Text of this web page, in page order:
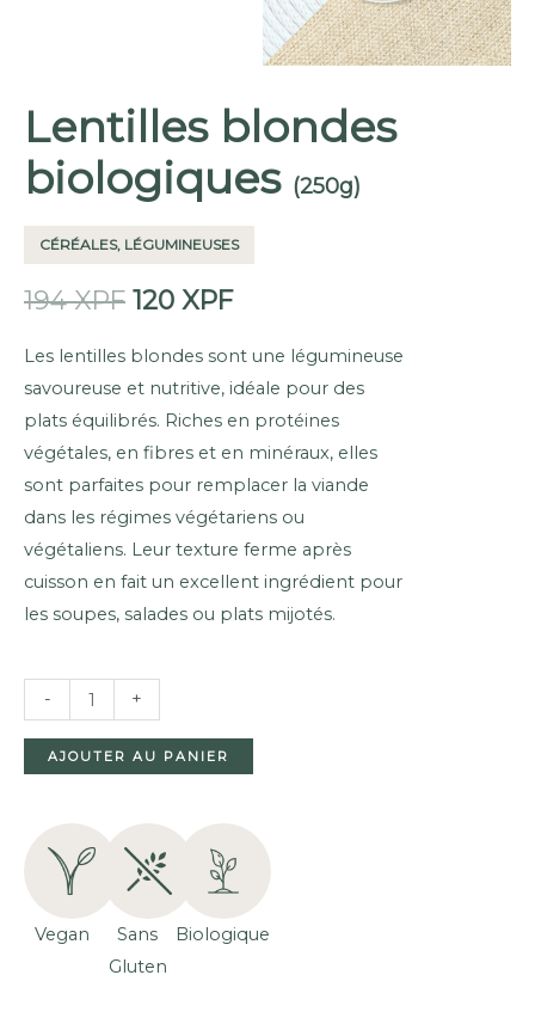
Lentilles blondes
biologiques (250g)
CÉRÉALES, LÉGUMINEUSES
194XPF Le
prix
initial
était :
194 XPF.
120 XPFLe
prix
actuel
est :
120 XPF.
Les lentilles blondes sont une légumineuse
savoureuse et nutritive, idéale pour des
plats équilibrés. Riches en protéines
végétales, en fibres et en minéraux, elles
sont parfaites pour remplacer la viande
dans les régimes végétariens ou
végétaliens. Leur texture ferme après
cuisson en fait un excellent ingrédient pour
les soupes, salades ou plats mijotés.
-
QUANTITÉ
DE
LENTILLES
BIOLOGIQUES
(250G)
+
AJOUTER AU PANIER
Vegan
Sans
Gluten
Biologique